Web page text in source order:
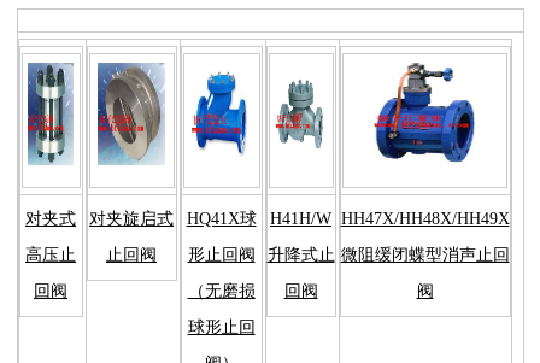
对夹式
高压止
回阀
对夹旋启式
止回阀
HQ41X球
形止回阀
（无磨损
球形止回
H41H/W
升降式止
回阀
HH47X/HH48X/HH49X
微阻缓闭蝶型消声止回
阀